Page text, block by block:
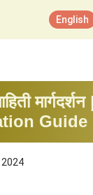
English
Guide